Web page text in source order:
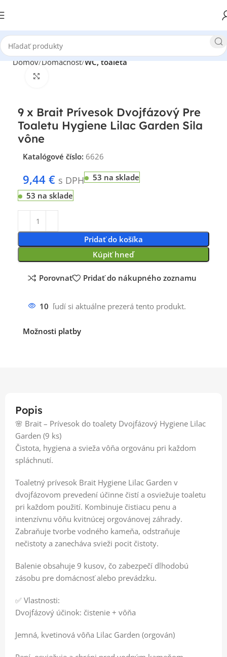
Domov Domácnosť WC, toaleta
9 x Brait Prívesok Dvojfázový Pre
Toaletu Hygiene Lilac Garden Sila
vône
Katalógové číslo: 6626
9,44 € s DPH
53 na sklade
53 na sklade
Pridať do košíka
Kúpiť hneď
Porovnať Pridať do nákupného zoznamu
10 ľudí si aktuálne prezerá tento produkt.
Možnosti platby
Popis
🌸 Brait – Prívesok do toalety Dvojfázový Hygiene Lilac
Garden (9 ks)
Čistota, hygiena a svieža vôňa orgovánu pri každom
spláchnutí.
Toaletný prívesok Brait Hygiene Lilac Garden v
dvojfázovom prevedení účinne čistí a osviežuje toaletu
pri každom použití. Kombinuje čistiacu penu a
intenzívnu vôňu kvitnúcej orgovánovej záhrady.
Zabraňuje tvorbe vodného kameňa, odstraňuje
nečistoty a zanecháva svieži pocit čistoty.
Balenie obsahuje 9 kusov, čo zabezpečí dlhodobú
zásobu pre domácnosť alebo prevádzku.
✅ Vlastnosti:
Dvojfázový účinok: čistenie + vôňa
Jemná, kvetinová vôňa Lilac Garden (orgován)